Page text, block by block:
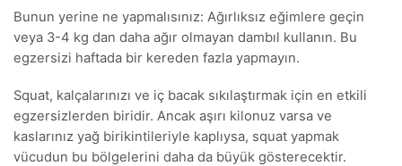
Bunun yerine ne yapmalısınız: Ağırlıksız eğimlere geçin
veya 3-4 kg dan daha ağır olmayan dambıl kullanın. Bu
egzersizi haftada bir kereden fazla yapmayın.
Squat, kalçalarınızı ve iç bacak sıkılaştırmak için en etkili
egzersizlerden biridir. Ancak aşırı kilonuz varsa ve
kaslarınız yağ birikintileriyle kaplıysa, squat yapmak
vücudun bu bölgelerini daha da büyük gösterecektir.